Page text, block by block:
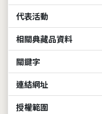
代表活動
相關典藏品資料
關鍵字
連結網址
授權範圍